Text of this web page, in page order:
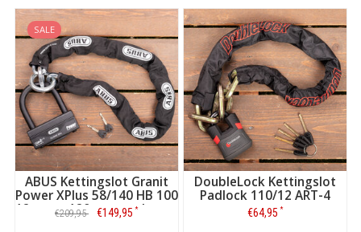
SALE
ABUS Kettingslot Granit
Power XPlus 58/140 HB 100
12 mm x 120 cm met loop -
ART-4
€209,95 €149,95 *
DoubleLock Kettingslot
Padlock 110/12 ART-4
€64,95 *